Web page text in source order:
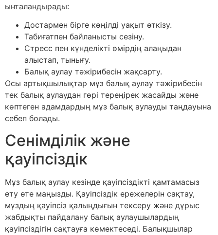
ынталандырады:
Достармен бірге көңілді уақыт өткізу.
Табиғатпен байланысты сезіну.
Стресс пен күнделікті өмірдің алаңыдан
алыстап, тынығу.
Балық аулау тәжірибесін жақсарту.
Осы артықшылықтар мұз балық аулау тәжірибесін
тек балық аулаудан гөрі тереңірек жасайды және
көптеген адамдардың мұз балық аулауды таңдауына
себеп болады.
Сенімділік және
қауіпсіздік
Мұз балық аулау кезінде қауіпсіздікті қамтамасыз
ету өте маңызды. Қауіпсіздік ережелерін сақтау,
мұздың қауіпсіз қалыңдығын тексеру және дұрыс
жабдықты пайдалану балық аулаушылардың
қауіпсіздігін сақтауға көмектеседі. Балықшылар